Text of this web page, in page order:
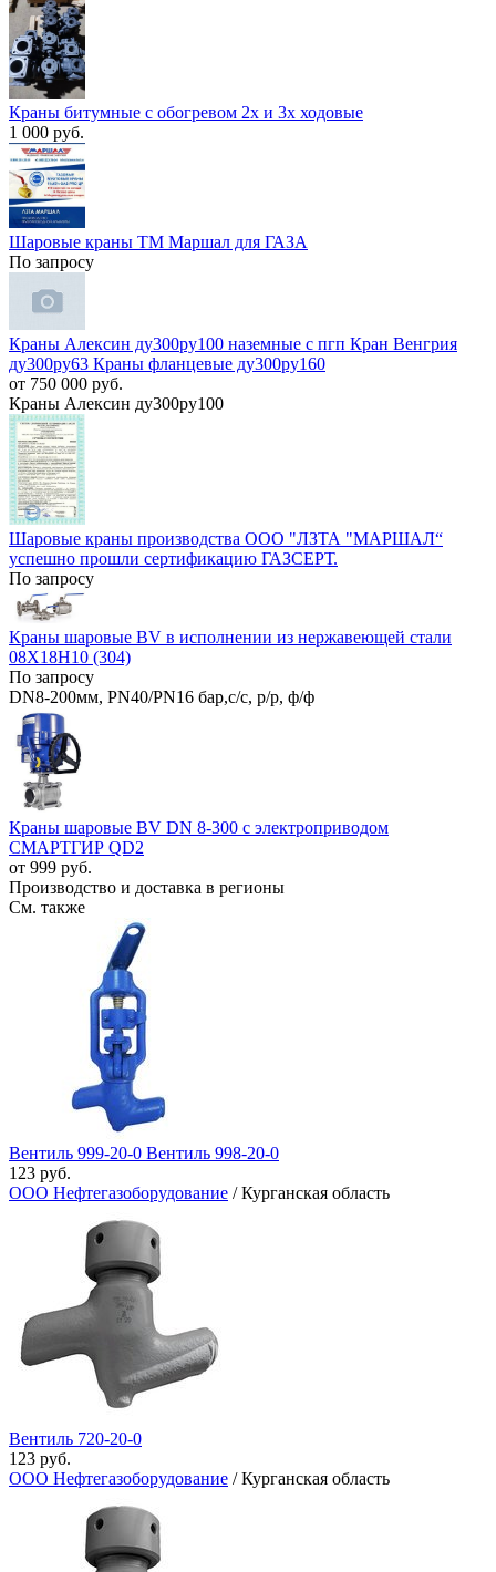
Краны битумные с обогревом 2х и 3х ходовые
1 000 руб.
Шаровые краны ТМ Маршал для ГАЗА
По запросу
Краны Алексин ду300ру100 наземные с пгп Кран Венгрия
ду300ру63 Краны фланцевые ду300ру160
от 750 000 руб.
Краны Алексин ду300ру100
Шаровые краны производства ООО "ЛЗТА "МАРШАЛ“
успешно прошли сертификацию ГАЗСЕРТ.
По запросу
Краны шаровые BV в исполнении из нержавеющей стали
08Х18Н10 (304)
По запросу
DN8-200мм, PN40/PN16 бар,с/с, р/р, ф/ф
Краны шаровые BV DN 8-300 с электроприводом
СМАРТГИР QD2
от 999 руб.
Производство и доставка в регионы
См. также
Вентиль 999-20-0 Вентиль 998-20-0
123 руб.
ООО Нефтегазоборудование / Курганская область
Вентиль 720-20-0
123 руб.
ООО Нефтегазоборудование / Курганская область